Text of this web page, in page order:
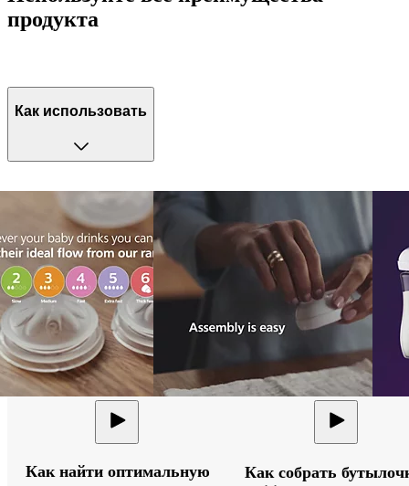
продукта
Как использовать
Как найти оптимальную
Как собрать